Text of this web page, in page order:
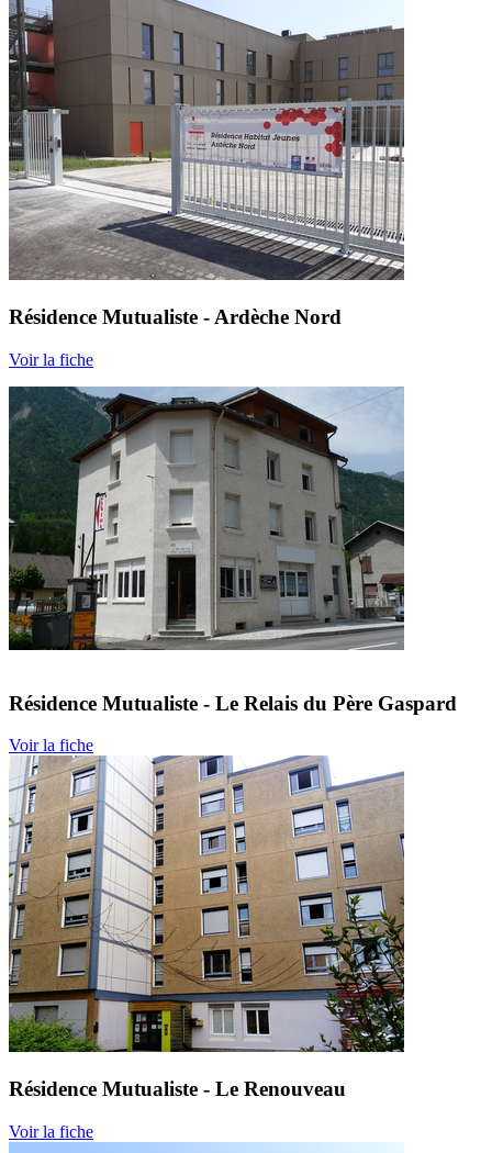
Résidence Mutualiste - Ardèche Nord
Voir la fiche
Résidence Mutualiste - Le Relais du Père Gaspard
Voir la fiche
Résidence Mutualiste - Le Renouveau
Voir la fiche